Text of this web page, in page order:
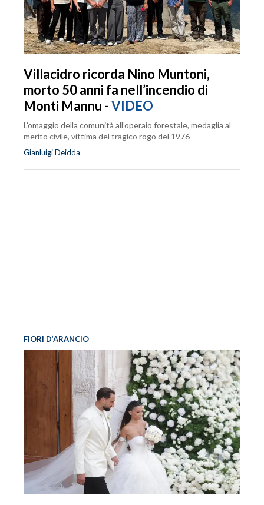
Villacidro ricorda Nino Muntoni,
morto 50 anni fa nell’incendio di
Monti Mannu -VIDEO
L’omaggio della comunità all’operaio forestale, medaglia al
merito civile, vittima del tragico rogo del 1976
Gianluigi Deidda
FIORI D’ARANCIO